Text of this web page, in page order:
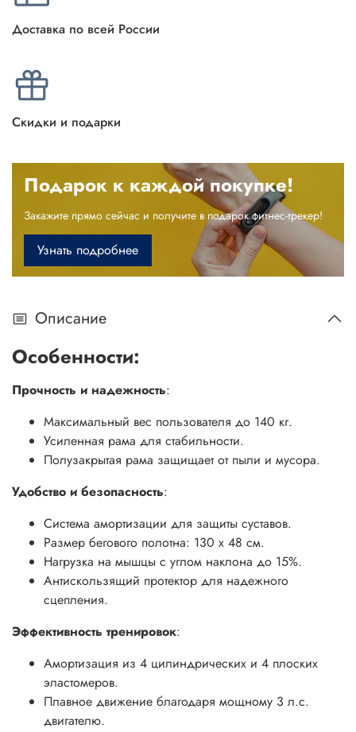
Доставка по всей России
Скидки и подарки
Подарок к каждой покупке!
Закажите прямо сейчас и получите в подарок фитнес-трекер!
Узнать подробнее
Описание
Особенности:
Прочность и надежность:
Максимальный вес пользователя до 140 кг.
Усиленная рама для стабильности.
Полузакрытая рама защищает от пыли и мусора.
Удобство и безопасность:
Система амортизации для защиты суставов.
Размер бегового полотна: 130 х 48 см.
Нагрузка на мышцы с углом наклона до 15%.
Антискользящий протектор для надежного
сцепления.
Эффективность тренировок:
Амортизация из 4 цилиндрических и 4 плоских
эластомеров.
Плавное движение благодаря мощному 3 л.с.
двигателю.